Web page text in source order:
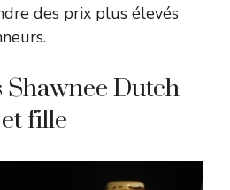
des prix plus élevés
Shawnee Dutch
fille